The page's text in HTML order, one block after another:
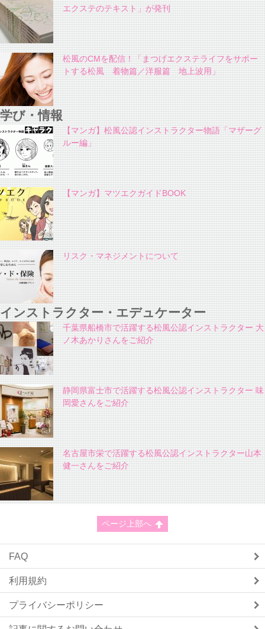
エクステのテキスト」が発刊
松風のCMを配信！「まつげエクステライフをサポー
トする松風 着物篇／洋服篇 地上波用」
学び・情報
【マンガ】松風公認インストラクター物語「マザーグ
ルー編」
【マンガ】マツエクガイドBOOK
リスク・マネジメントについて
インストラクター・エデュケーター
千葉県船橋市で活躍する松風公認インストラクター 大
ノ木あかりさんをご紹介
静岡県富士市で活躍する松風公認インストラクター 味
岡愛さんをご紹介
名古屋市栄で活躍する松風公認インストラクター山本
健一さんをご紹介
ページ上部へ
FAQ
利用規約
プライバシーポリシー